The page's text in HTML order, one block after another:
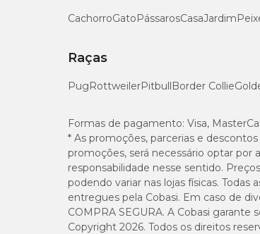
CachorroGatoPássarosCasaJardim
Raças
PugRottweilerPitbullBorder Collie
Formas de pagamento: Visa,
* As promoções, parcerias e
promoções, será necessário optar
responsabilidade nesse sentido.
podendo variar nas lojas físicas.
entregues pela Cobasi. Em caso de
COMPRA SEGURA. A Cobasi garante
Copyright 2026. Todos os direitos